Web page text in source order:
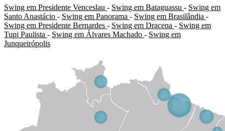
Swing em Presidente Venceslau - Swing em Bataguassu - Swing em
Santo Anastácio - Swing em Panorama - Swing em Brasilândia -
Swing em Presidente Bernardes - Swing em Dracena - Swing em
Tupi Paulista - Swing em Álvares Machado - Swing em
Junqueirópolis